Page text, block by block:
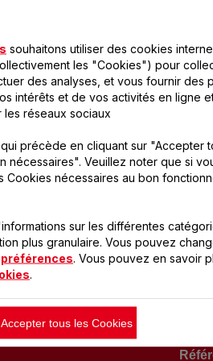
19
veuillez saisir la
souhaitons utiliser des cookies
les "Cookies") pour
des analyses, et vous fournir des
intérêts et de vos activités en ligne
réseaux sociaux
précède en cliquant sur "Accepter
nécessaires". Veuillez noter que si
Cookies nécessaires au bon
sur les différentes
plus granulaire. Vous pouvez
. Vous pouvez en savoir
Accepter tous les Cookies